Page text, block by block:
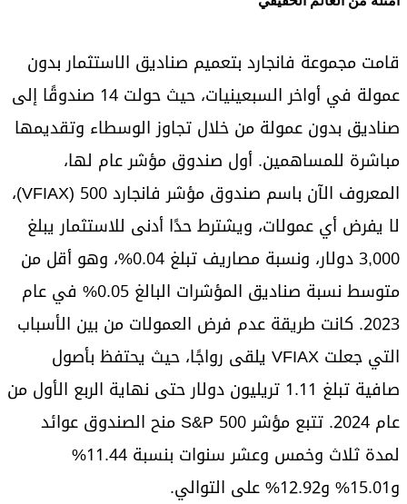
قامت مجموعة فانجارد بتعميم صناديق الاستثمار بدون
عمولة في أواخر السبعينيات، حيث حولت 14 صندوقًا إلى
صناديق بدون عمولة من خلال تجاوز الوسطاء وتقديمها
مباشرة للمساهمين. أول صندوق مؤشر عام لها،
المعروف الآن باسم صندوق مؤشر فانجارد 500 (VFIAX)،
لا يفرض أي عمولات، ويشترط حدًا أدنى للاستثمار يبلغ
3,000 دولار، ونسبة مصاريف تبلغ 0.04%، وهو أقل من
متوسط نسبة صناديق المؤشرات البالغ 0.05% في عام
2023. كانت طريقة عدم فرض العمولات من بين الأسباب
التي جعلت VFIAX يلقى رواجًا، حيث يحتفظ بأصول
صافية تبلغ 1.11 تريليون دولار حتى نهاية الربع الأول من
عام 2024. تتبع مؤشر S&P 500 منح الصندوق عوائد
لمدة ثلاث وخمس وعشر سنوات بنسبة 11.44%
و15.01% و12.92% على التوالي.